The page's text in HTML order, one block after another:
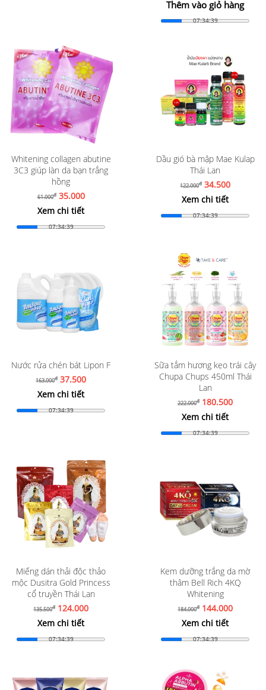
Thêm vào giỏ hàng
07:34:37
Whitening collagen abutine
3C3 giúp làn da bạn trắng
hồng
61.000đ35.000
Xem chi tiết
07:34:37
Dầu gió bà mập Mae Kulap
Thái Lan
122.000đ 34.500
Xem chi tiết
07:34:37
Nước rửa chén bát Lipon F
163.000đ 37.500
Xem chi tiết
07:34:37
Sữa tắm hương kẹo trái cây
Chupa Chups 450ml Thái
Lan
222.000đ 180.500
Xem chi tiết
07:34:37
Miếng dán thải độc thảo
mộc Dusitra Gold Princess
cổ truyền Thái Lan
135.500đ 124.000
Xem chi tiết
07:34:37
Kem dưỡng trắng da mờ
thâm Bell Rich 4KQ
Whitening
184.000đ 144.000
Xem chi tiết
07:34:37